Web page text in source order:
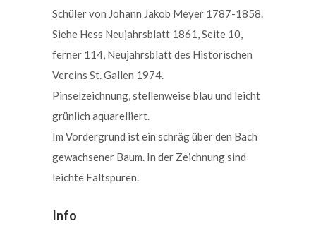
Schüler von Johann Jakob Meyer 1787-1858.
Siehe Hess Neujahrsblatt 1861, Seite 10,
ferner 114, Neujahrsblatt des Historischen
Vereins St. Gallen 1974.
Pinselzeichnung, stellenweise blau und leicht
grünlich aquarelliert.
Im Vordergrund ist ein schräg über den Bach
gewachsener Baum. In der Zeichnung sind
leichte Faltspuren.
Info